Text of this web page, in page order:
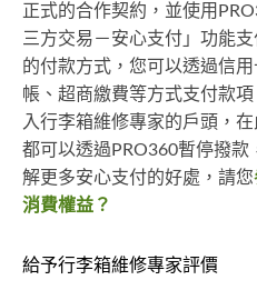
正式的合作契約，並使用
三方交易－安心支付」功能
的付款方式，您可以透過信
帳、超商繳費等方式支付款
入行李箱維修專家的戶頭，
都可以透過PRO360暫停撥款
解更多安心支付的好處，請您
消費權益？
給予行李箱維修專家評價